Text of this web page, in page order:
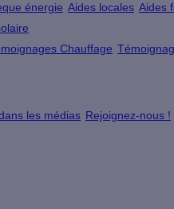
énergie Aides locales Aides
Chauffage
les médias Rejoignez-nous !